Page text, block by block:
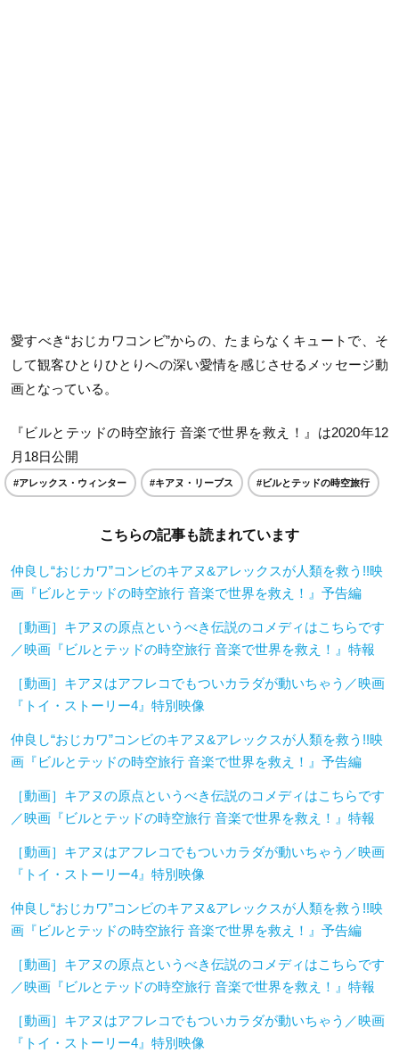
愛すべき“おじカワコンビ”からの、たまらなくキュートで、そ
して観客ひとりひとりへの深い愛情を感じさせるメッセージ動
画となっている。
『ビルとテッドの時空旅行 音楽で世界を救え！』は2020年12
月18日公開
#アレックス・ウィンター #キアヌ・リーブス #ビルとテッドの時空旅行
こちらの記事も読まれています
仲良し“おじカワ”コンビのキアヌ&アレックスが人類を救う!!映
画『ビルとテッドの時空旅行 音楽で世界を救え！』予告編
［動画］キアヌの原点というべき伝説のコメディはこちらです
／映画『ビルとテッドの時空旅行 音楽で世界を救え！』特報
［動画］キアヌはアフレコでもついカラダが動いちゃう／映画
『トイ・ストーリー4』特別映像
仲良し“おじカワ”コンビのキアヌ&アレックスが人類を救う!!映
画『ビルとテッドの時空旅行 音楽で世界を救え！』予告編
［動画］キアヌの原点というべき伝説のコメディはこちらです
／映画『ビルとテッドの時空旅行 音楽で世界を救え！』特報
［動画］キアヌはアフレコでもついカラダが動いちゃう／映画
『トイ・ストーリー4』特別映像
仲良し“おじカワ”コンビのキアヌ&アレックスが人類を救う!!映
画『ビルとテッドの時空旅行 音楽で世界を救え！』予告編
［動画］キアヌの原点というべき伝説のコメディはこちらです
／映画『ビルとテッドの時空旅行 音楽で世界を救え！』特報
［動画］キアヌはアフレコでもついカラダが動いちゃう／映画
『トイ・ストーリー4』特別映像